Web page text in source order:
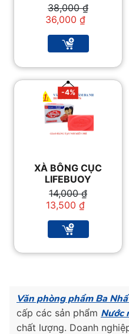
38,000₫
Giá
gốc
38,000 ₫.
36,000 ₫
Giá
hiện
là:
36,000 ₫.
-4%
XÀ BÔNG CỤC
LIFEBUOY
14,000₫
Giá
gốc
14,000 ₫.
13,500 ₫
Giá
hiện
là:
13,500 ₫.
Văn phòng phẩm Ba
cấp các sản phẩm Nước
chất lượng. Doanh